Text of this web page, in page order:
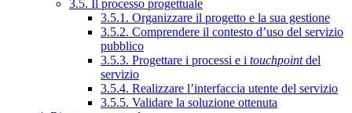
3.5. Il processo progettuale
3.5.1. Organizzare il progetto e la sua gestione
3.5.2. Comprendere il contesto d’uso del servizio
pubblico
3.5.3. Progettare i processi e i touchpointdel
servizio
3.5.4. Realizzare l’interfaccia utente del servizio
3.5.5. Validare la soluzione ottenuta